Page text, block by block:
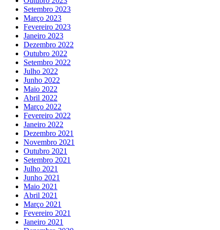
Setembro 2023
Março 2023
Fevereiro 2023
Janeiro 2023
Dezembro 2022
Outubro 2022
Setembro 2022
Julho 2022
Junho 2022
Maio 2022
Abril 2022
Março 2022
Fevereiro 2022
Janeiro 2022
Dezembro 2021
Novembro 2021
Outubro 2021
Setembro 2021
Julho 2021
Junho 2021
Maio 2021
Abril 2021
Março 2021
Fevereiro 2021
Janeiro 2021